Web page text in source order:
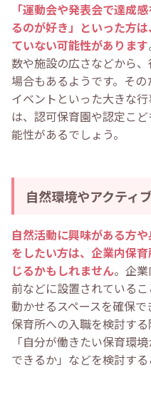
「運動会や発表会で達成
るのが好き」といった方は
ていない可能性があります
数や施設の広さなどから、
場合もあるようです。その
イベントといった大きな行
は、認可保育園や認定こど
能性があるでしょう。
自然環境やアクティ
自然活動に興味がある方や
をしたい方は、企業内保育
じるかもしれません。企業
前などに設置されているこ
動かせるスペースを確保で
保育所への入職を検討する
「自分が働きたい保育環
できるか」などを検討する